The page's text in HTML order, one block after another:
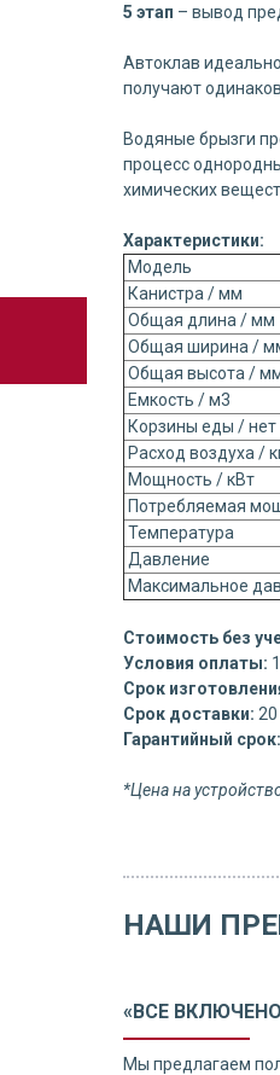
5 этап – вывод
Автоклав
получают
Водяные брызги
процесс
химических
Характеристики:
Модель
Канистра / мм
Общая длина / мм
Общая ширина /
Общая высота /
Емкость / м3
Корзины еды / нет
Расход воздуха /
Мощность / кВт
Потребляемая
Температура
Давление
Максимальное
Стоимость без
Условия оплаты:
Срок
Срок доставки:
Гарантийный срок:
*Цена на
НАШИ
«ВСЕ
Мы предлагаем